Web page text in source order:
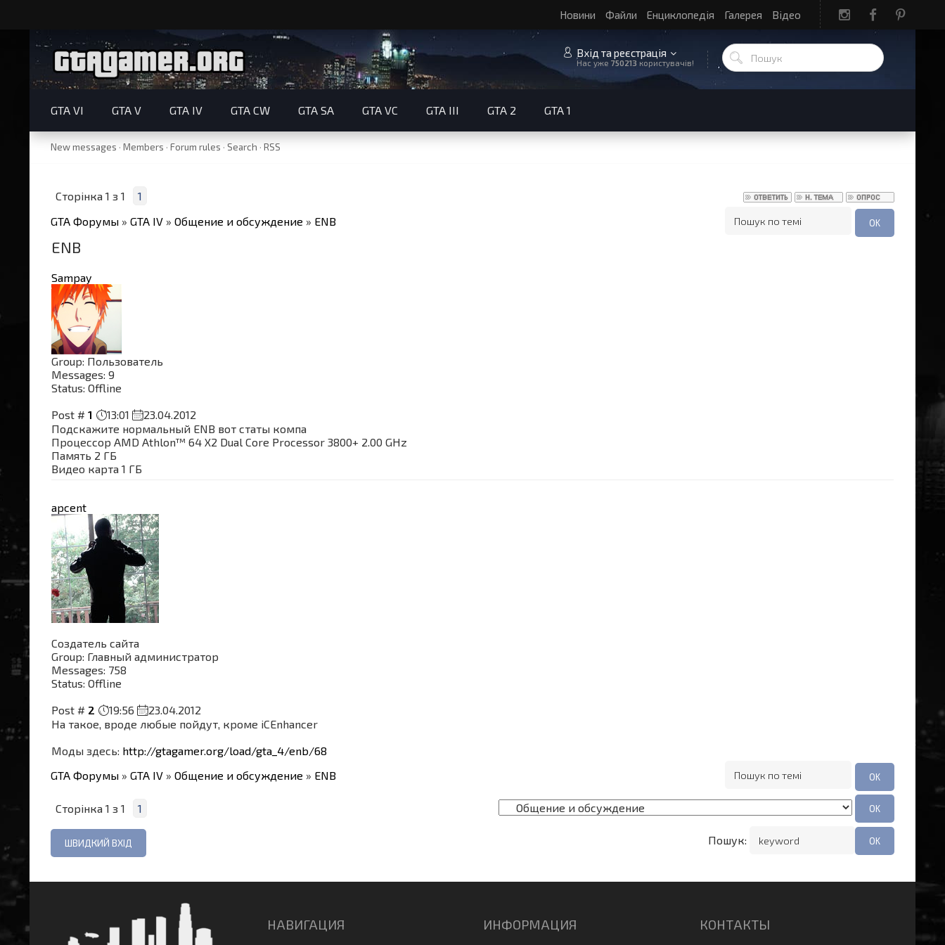
Новини Файли Енциклопедія Галерея Відео
Вхід та реєстрація
Нас уже 750213 користувачів!
GTA VI GTA V GTA IV GTA CW GTA SA GTA VC GTA III GTA 2 GTA 1
New messages · Members · Forum rules · Search · RSS
Сторінка 1 з 1
1
GTA Форумы » GTA IV » Общение и обсуждение » ENB
ENB
Sampay
Group: Пользователь
Messages: 9
Status: Offline
Post # 1 13:01
23.04.2012
Подскажите нормальный ENB вот статы компа
Процессор AMD Athlon™ 64 X2 Dual Core Processor 3800+ 2.00 GHz
Память 2 ГБ
Видео карта 1 ГБ
apcent
Создатель сайта
Group: Главный администратор
Messages: 758
Status: Offline
Post # 2 19:56
23.04.2012
На такое, вроде любые пойдут, кроме iCEnhancer
Моды здесь: http://gtagamer.org/load/gta_4/enb/68
GTA Форумы » GTA IV » Общение и обсуждение » ENB
Сторінка 1 з 1 1
Пошук:
НАВИГАЦИЯ ИНФОРМАЦИЯ КОНТАКТЫ